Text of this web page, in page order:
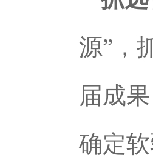
源”，
届成
确定